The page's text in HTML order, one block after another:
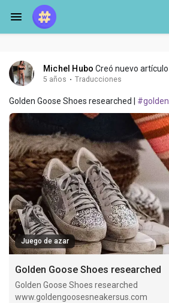
Michel Hubo Creó nuevo artículo
5 años · Traducciones
Golden Goose Shoes researched | #golden
Juego de azar
Golden Goose Shoes researched
Golden Goose Shoes researched
www.goldengoosesneakersus.com